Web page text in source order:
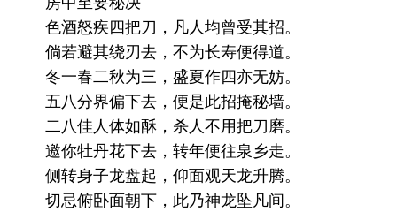
色酒怒疾四把刀，凡人均曾受其招。
倘若避其绕刃去，不为长寿便得道。
冬一春二秋为三，盛夏作四亦无妨。
五八分界偏下去，便是此招掩秘墙。
二八佳人体如酥，杀人不用把刀磨。
邀你牡丹花下去，转年便往泉乡走。
侧转身子龙盘起，仰面观天龙升腾。
切忌俯卧面朝下，此乃神龙坠凡间。